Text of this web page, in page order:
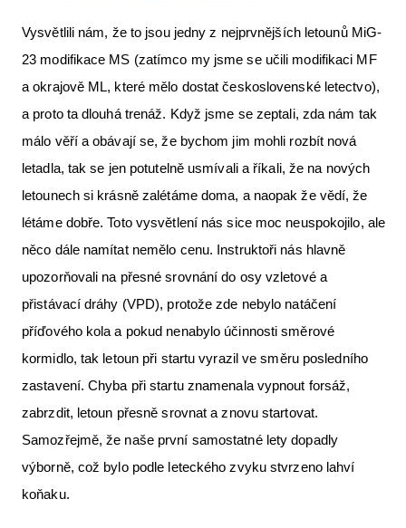
Vysvětlili nám, že to jsou jedny z nejprvnějších letounů MiG-
23 modifikace MS (zatímco my jsme se učili modifikaci MF
a okrajově ML, které mělo dostat československé letectvo),
a proto ta dlouhá trenáž. Když jsme se zeptali, zda nám tak
málo věří a obávají se, že bychom jim mohli rozbít nová
letadla, tak se jen potutelně usmívali a říkali, že na nových
letounech si krásně zalétáme doma, a naopak že vědí, že
létáme dobře. Toto vysvětlení nás sice moc neuspokojilo, ale
něco dále namítat nemělo cenu. Instruktoři nás hlavně
upozorňovali na přesné srovnání do osy vzletové a
přistávací dráhy (VPD), protože zde nebylo natáčení
příďového kola a pokud nenabylo účinnosti směrové
kormidlo, tak letoun při startu vyrazil ve směru posledního
zastavení. Chyba při startu znamenala vypnout forsáž,
zabrzdit, letoun přesně srovnat a znovu startovat.
Samozřejmě, že naše první samostatné lety dopadly
výborně, což bylo podle leteckého zvyku stvrzeno lahví
koňaku.